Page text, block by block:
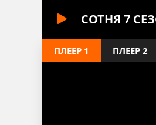
СОТНЯ 7
ПЛЕЕР 1 ПЛЕЕР 2